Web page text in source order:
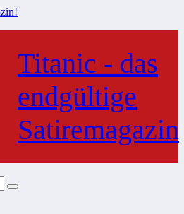
Titanic - das
endgültige
Satiremagazin